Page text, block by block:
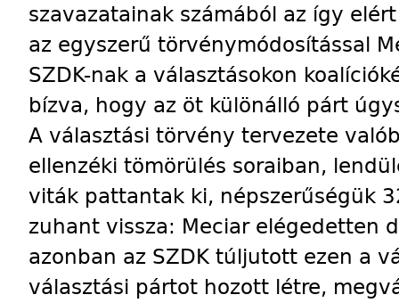
szavazatainak számából az így
az egyszerű törvénymódosítással
SZDK-nak a választásokon
bízva, hogy az öt különálló párt
A választási törvény tervezete
ellenzéki tömörülés soraiban,
viták pattantak ki, népszerűségük
zuhant vissza: Meciar elégedetten
azonban az SZDK túljutott ezen a
választási pártot hozott létre,